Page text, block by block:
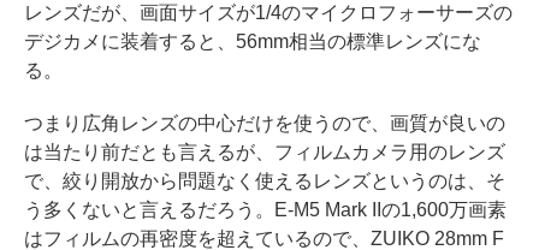
レンズだが、画面サイズが1/4のマイクロフォーサーズの
デジカメに装着すると、56mm相当の標準レンズにな
る。
つまり広角レンズの中心だけを使うので、画質が良いの
は当たり前だとも言えるが、フィルムカメラ用のレンズ
で、絞り開放から問題なく使えるレンズというのは、そ
う多くないと言えるだろう。E-M5 Mark IIの1,600万画素
はフィルムの再密度を超えているので、ZUIKO 28mm F